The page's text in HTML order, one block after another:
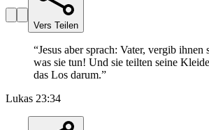
Vers Teilen
“Jesus aber sprach: Vater, vergib ihnen
was sie tun! Und sie teilten seine
das Los darum.”
Lukas 23:34